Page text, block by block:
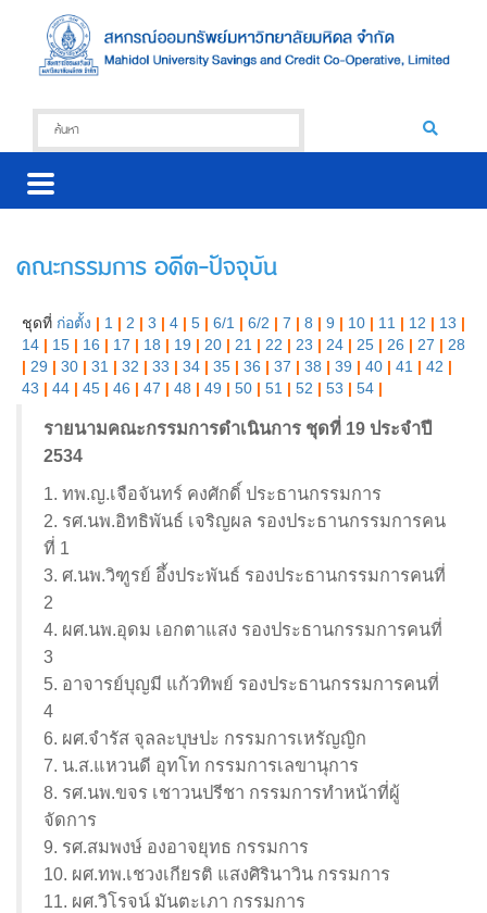
คณะกรรมการ อดีต-ปัจจุบัน
ชุดที่ ก่อตั้ง | 1 | 2 | 3 | 4 | 5 | 6/1 | 6/2 | 7 | 8 | 9 | 10 | 11 | 12 | 13 |
14 | 15 | 16 | 17 | 18 | 19 | 20 | 21 | 22 | 23 | 24 | 25 | 26 | 27 | 28
| 29 | 30 | 31 | 32 | 33 | 34 | 35 | 36 | 37 | 38 | 39 | 40 | 41 | 42 |
43 | 44 | 45 | 46 | 47 | 48 | 49 | 50 | 51 | 52 | 53 | 54 |
รายนามคณะกรรมการดำเนินการ ชุดที่ 19 ประจำปี
2534
1. ทพ.ญ.เจือจันทร์ คงศักดิ์ ประธานกรรมการ
2. รศ.นพ.อิทธิพันธ์ เจริญผล รองประธานกรรมการคน
ที่ 1
3. ศ.นพ.วิฑูรย์ อึ้งประพันธ์ รองประธานกรรมการคนที่
2
4. ผศ.นพ.อุดม เอกตาแสง รองประธานกรรมการคนที่
3
5. อาจารย์บุญมี แก้วทิพย์ รองประธานกรรมการคนที่
4
6. ผศ.จำรัส จุลละบุษปะ กรรมการเหรัญญิก
7. น.ส.แหวนดี อุทโท กรรมการเลขานุการ
8. รศ.นพ.ขจร เชาวนปรีชา กรรมการทำหน้าที่ผู้
จัดการ
9. รศ.สมพงษ์ องอาจยุทธ กรรมการ
10. ผศ.ทพ.เชวงเกียรติ แสงศิรินาวิน กรรมการ
11. ผศ.วิโรจน์ มันตะเภา กรรมการ